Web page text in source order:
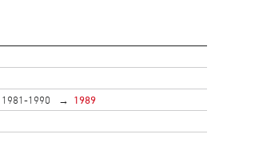
1981-1990
1989